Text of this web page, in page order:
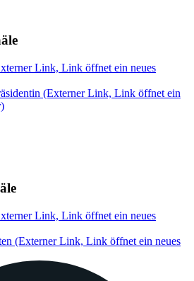
Link, Link öffnet ein neues
(Externer Link, Link öffnet ein
Link, Link öffnet ein neues
(Externer Link, Link öffnet ein neues